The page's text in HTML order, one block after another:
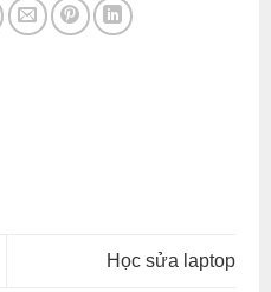
Học sửa laptop